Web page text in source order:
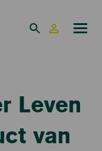
Leven
van